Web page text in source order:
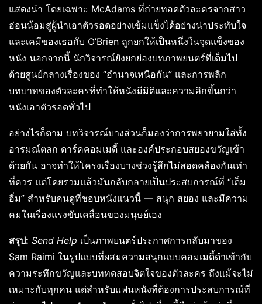
แสดงนำ โดยเฉพาะ McAdams ที่ถ่ายทอดตัวละครจากสาว
อ่อนน้อมสู่ผู้นำเอาตัวรอดอย่างเข้มแข็งได้อย่างน่าประทับใจ
และเคมีของเธอกับ O’Brien ถูกยกให้เป็นหนึ่งในจุดแข็งของ
หนัง นอกจากนี้ นักวิจารณ์ยังยกย่องบทภาพยนตร์ที่เต็มไป
ด้วยศูนย์กลางเรื่องของ “อำนาจเหนือกัน” และการพลิก
บทบาทของตัวละครที่ทำให้หนังมีมิติและความลึกขึ้นกว่า
หนังเอาตัวรอดทั่วไป
อย่างไรก็ตาม บทวิจารณ์บางส่วนก็มองว่าการพยายามใส่ทั้ง
อารมณ์ตลก ดาร์คคอมเมดี้ และองค์ประกอบสยองขวัญเข้า
ด้วยกัน อาจทำให้โครงเรื่องบางช่วงรู้สึกไม่สอดคล้องกันเท่า
ที่ควร แต่โดยรวมแล้วมันกลับกลายเป็นประสบการณ์ที่ “เต็ม
อิ่ม” สำหรับคนดูที่ชอบหนังแนวนี้ — สนุก สยอง และมีความ
คมในเรื่องแรงขับเคลื่อนของมนุษย์เอง
สรุป: Send Help เป็นภาพยนตร์ประกาศการกลับมาของ
Sam Raimi ในรูปแบบที่ผสมความสนุกแบบคอมเมดี้ดำเข้ากับ
ความระทึกขวัญและบททดสอบจิตใจของตัวละคร ถึงแม้จะไม่
เหมาะกับทุกคน แต่สำหรับแฟนหนังที่ต้องการประสบการณ์ที่